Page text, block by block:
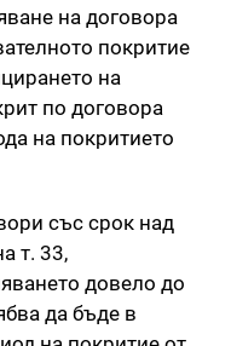
на договора
покритие
на
по договора
на покритието
със срок над
т. 33,
довело до
да бъде в